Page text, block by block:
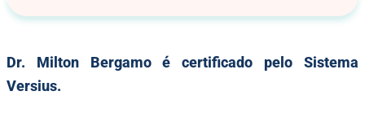
Dr. Milton Bergamo é certificado pelo Sistema
Versius.